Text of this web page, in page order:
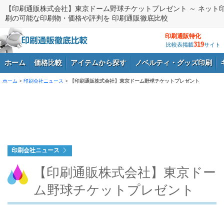
【印刷通販株式会社】東京ドーム野球チケットプレゼント ～ ネット
刷の可能な印刷物・価格や評判を 印刷通販徹底比較
印刷通販特化
比較表掲載319サイト
ホーム 価格比較 アイテムから探す ノベルティ・グッズ印刷
ホーム > 印刷会社ニュース > 【印刷通販株式会社】東京ドーム野球チケットプレゼント
印刷会社ニュース
【印刷通販株式会社】東京ドー
ム野球チケットプレゼント